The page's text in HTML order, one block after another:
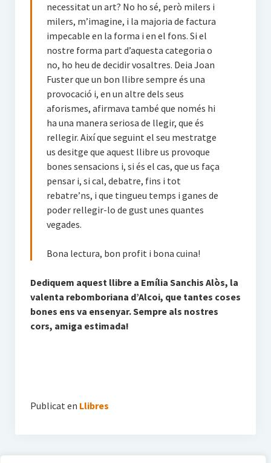
necessitat un art? No ho sé, però milers i
milers, m’imagine, i la majoria de factura
impecable en la forma i en el fons. Si el
nostre forma part d’aquesta categoria o
no, ho heu de decidir vosaltres. Deia Joan
Fuster que un bon llibre sempre és una
provocació i, en un altre dels seus
aforismes, afirmava també que només hi
ha una manera seriosa de llegir, que és
rellegir. Així que seguint el seu mestratge
us desitge que aquest llibre us provoque
bones sensacions i, si és el cas, que us faça
pensar i, si cal, debatre, fins i tot
rebatre’ns, i que tingueu temps i ganes de
poder rellegir-lo de gust unes quantes
vegades.
Bona lectura, bon profit i bona cuina!
Dediquem aquest llibre a Emília Sanchis Alòs, la
valenta rebomboriana d’Alcoi, que tantes coses
bones ens va ensenyar. Sempre als nostres
cors, amiga estimada!
Publicat en Llibres